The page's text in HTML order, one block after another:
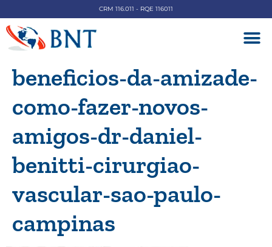
CRM 116.011 - RQE 116011
beneficios-da-amizade-
como-fazer-novos-
amigos-dr-daniel-
benitti-cirurgiao-
vascular-sao-paulo-
campinas